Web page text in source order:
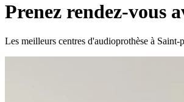
Prenez rendez-vous
Les meilleurs centres d'audioprothèse à